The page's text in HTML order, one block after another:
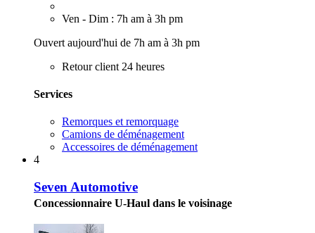
Ven - Dim : 7h am à 3h pm
Ouvert aujourd'hui de 7h am à 3h pm
Retour client 24 heures
Services
Remorques et remorquage
Camions de déménagement
Accessoires de déménagement
4
Seven Automotive
Concessionnaire U-Haul dans le voisinage